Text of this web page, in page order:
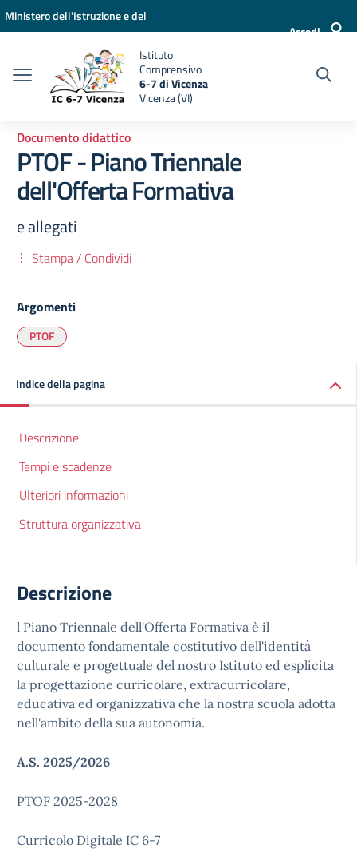
Vai ai contenuti
Vai al menu di navigazione
Vai al footer
Ministero dell'Istruzione e del
Accedi
Istituto
Comprensivo
6-7 di Vicenza
Vicenza (VI)
Documento didattico
PTOF - Piano Triennale
dell'Offerta Formativa
e allegati
Stampa / Condividi
Argomenti
PTOF
Indice della pagina
Descrizione
Tempi e scadenze
Ulteriori informazioni
Struttura organizzativa
Descrizione
l Piano Triennale dell'Offerta Formativa è il
documento fondamentale costitutivo dell'identità
culturale e progettuale del nostro Istituto ed esplicita
la progettazione curricolare, extracurricolare,
educativa ed organizzativa che la nostra scuola adotta
nell'ambito della sua autonomia.
A.S. 2025/2026
PTOF 2025-2028
Curricolo Digitale IC 6-7